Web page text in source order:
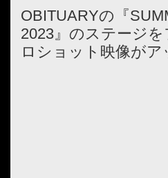
OBITUARYの『
2023』のステージ
ロショット映像がア